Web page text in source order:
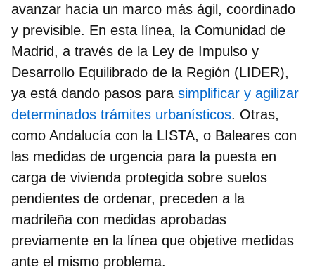
avanzar hacia un marco más ágil, coordinado
y previsible. En esta línea, la Comunidad de
Madrid, a través de la Ley de Impulso y
Desarrollo Equilibrado de la Región (LIDER),
ya está dando pasos para simplificar y agilizar
determinados trámites urbanísticos. Otras,
como Andalucía con la LISTA, o Baleares con
las medidas de urgencia para la puesta en
carga de vivienda protegida sobre suelos
pendientes de ordenar, preceden a la
madrileña con medidas aprobadas
previamente en la línea que objetive medidas
ante el mismo problema.